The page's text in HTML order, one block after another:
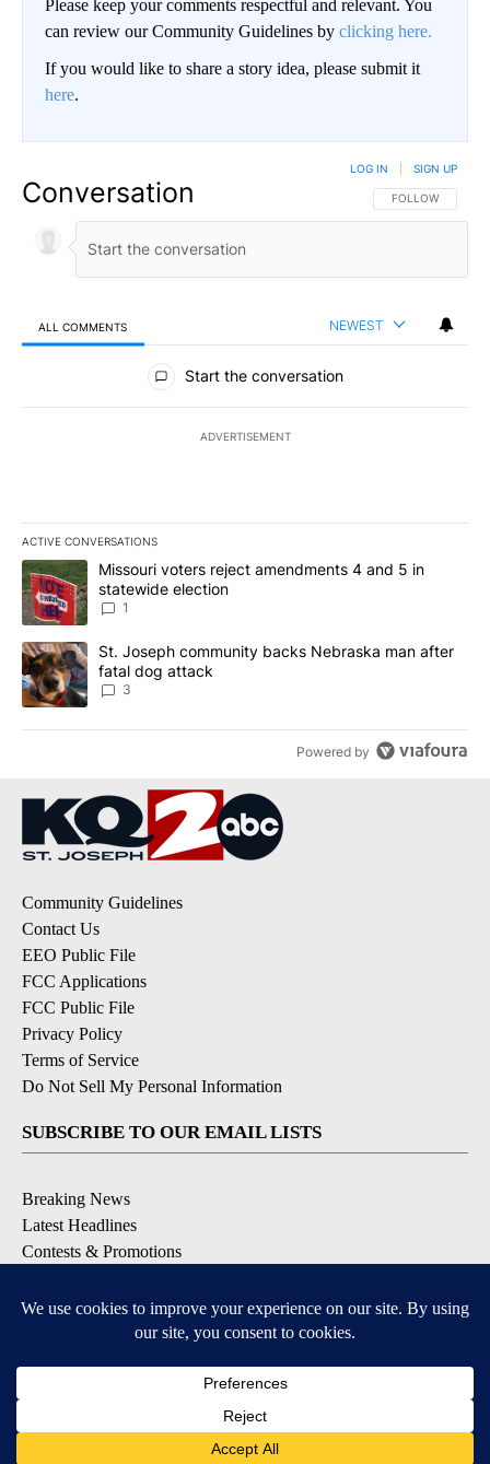
Please keep your comments respectful and relevant. You
can review our Community Guidelines by clicking here.
If you would like to share a story idea, please submit it
here.
Conversation FOLLOW THIS
FOLLOW
LOG IN SIGN UP
ALL COMMENTS NEWEST
All Comments
Start the conversation
ADVERTISEMENT
ACTIVE CONVERSATIONS
The following is a list of the most commented articles in the last
A trending article titled "Missouri voters reject amendments 4
Missouri voters reject amendments 4 and 5 in
statewide election
1
A trending article titled "St. Joseph community backs
St. Joseph community backs Nebraska man after
fatal dog attack
3
Powered by
Community Guidelines
Contact Us
EEO Public File
FCC Applications
FCC Public File
Privacy Policy
Terms of Service
Do Not Sell My Personal Information
SUBSCRIBE TO OUR EMAIL LISTS
Breaking News
Latest Headlines
Contests & Promotions
Available for iOS and Android